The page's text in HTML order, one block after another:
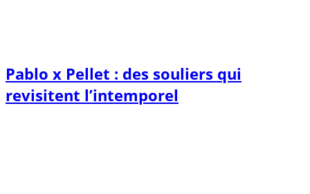
Pablo x Pellet : des souliers qui
revisitent l’intemporel